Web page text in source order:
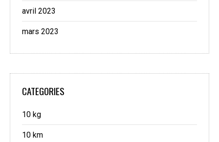
avril 2023
mars 2023
CATEGORIES
10 kg
10 km